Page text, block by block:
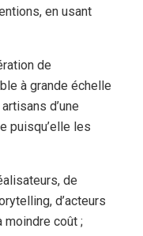
en usant
de
à grande échelle
d’une
puisqu’elle les
de
d’acteurs
moindre coût ;